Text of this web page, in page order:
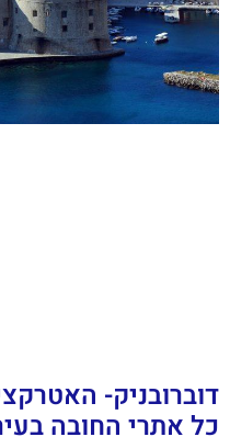
דוברובניק-
כל אתרי החובה